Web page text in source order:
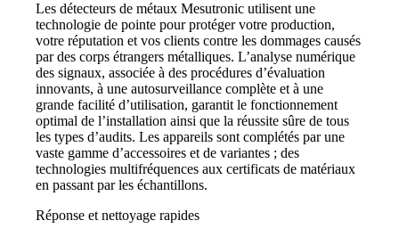
Les détecteurs de métaux Mesutronic utilisent une
technologie de pointe pour protéger votre production,
votre réputation et vos clients contre les dommages causés
par des corps étrangers métalliques. L’analyse numérique
des signaux, associée à des procédures d’évaluation
innovants, à une autosurveillance complète et à une
grande facilité d’utilisation, garantit le fonctionnement
optimal de l’installation ainsi que la réussite sûre de tous
les types d’audits. Les appareils sont complétés par une
vaste gamme d’accessoires et de variantes ; des
technologies multifréquences aux certificats de matériaux
en passant par les échantillons.
Réponse et nettoyage rapides